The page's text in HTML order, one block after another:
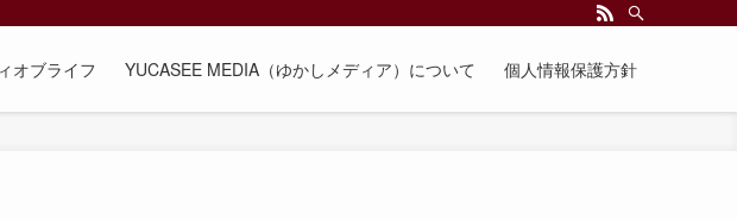
オブライフ YUCASEE MEDIA（ゆかしメディア）について 個人情報保護方針